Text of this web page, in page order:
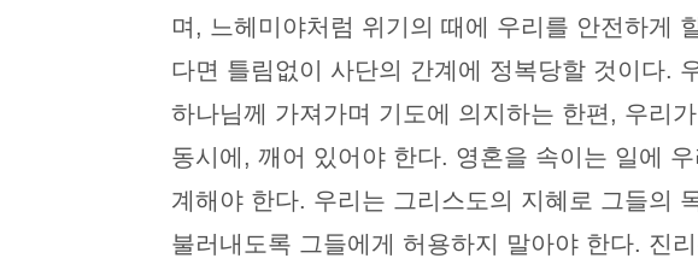
며, 느헤미야처럼 위기의 때에 우리를 안전하게
다면 틀림없이 사단의 간계에 정복당할 것이다.
하나님께 가져가며 기도에 의지하는 한편, 우리
동시에, 깨어 있어야 한다. 영혼을 속이는 일에
계해야 한다. 우리는 그리스도의 지혜로 그들의
불러내도록 그들에게 허용하지 말아야 한다. 진